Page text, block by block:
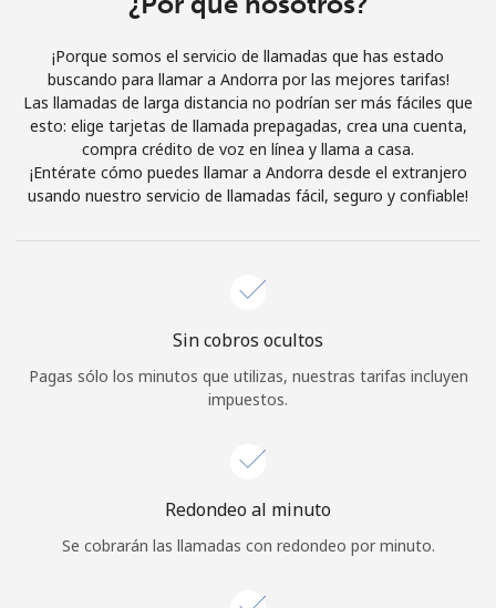
o
Continuar con
¡Porque somos el servicio de llamadas que has estado
buscando para llamar a Andorra por las mejores tarifas!
Las llamadas de larga distancia no podrían ser más fáciles que
esto: elige tarjetas de llamada prepagadas, crea una cuenta,
compra crédito de voz en línea y llama a casa.
¡Entérate cómo puedes llamar a Andorra desde el extranjero
usando nuestro servicio de llamadas fácil, seguro y confiable!
Sin cobros ocultos
Pagas sólo los minutos que utilizas, nuestras tarifas incluyen
impuestos.
Redondeo al minuto
Se cobrarán las llamadas con redondeo por minuto.